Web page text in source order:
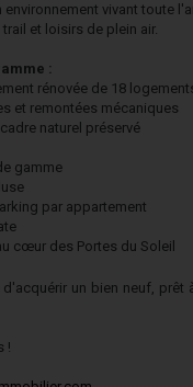
environnement vivant toute
trail et loisirs de plein air.
:
rénovée de 18
et remontées mécaniques
naturel préservé
gamme
par appartement
cœur des Portes du Soleil
un bien neuf, prêt
!